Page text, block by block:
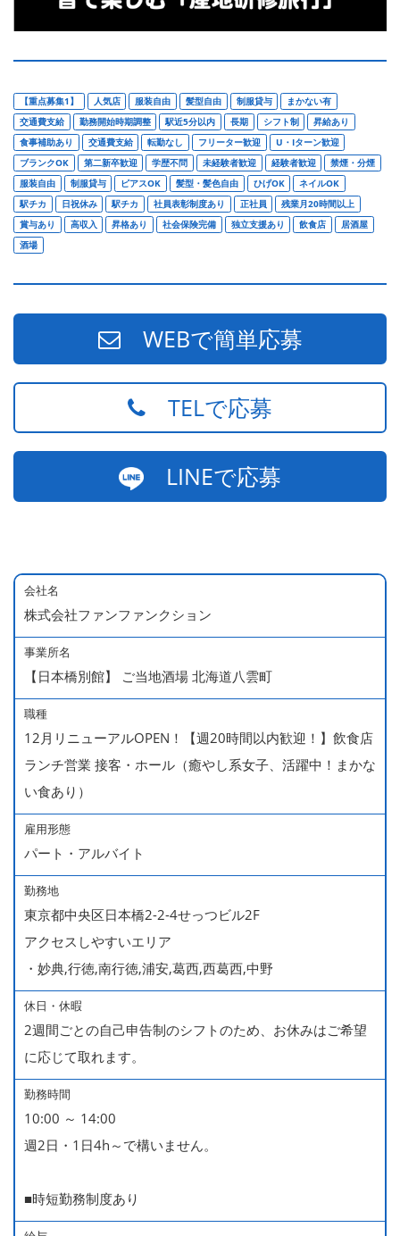
【重点募集1】 人気店 服装自由 髪型自由 制服貸与
まかない有
交通費支給
勤務開始時期調整 駅近5分以内 長期 シフト制
昇給あり
食事補助あり
交通費支給 転勤なし フリーター歓迎
U・Iターン歓迎
ブランクOK
第二新卒歓迎 学歴不問 未経験者歓迎 経験者歓迎
禁煙・分煙
服装自由
制服貸与 ピアスOK 髪型・髪色自由 ひげOK
ネイルOK
駅チカ
日祝休み 駅チカ 社員表彰制度あり 正社員
残業月20時間以上
賞与あり
高収入 昇格あり 社会保険完備 独立支援あり 飲食店
居酒屋
酒場
WEBで簡単応募
TELで応募
LINEで応募
会社名
株式会社ファンファンクション
事業所名
【日本橋別館】 ご当地酒場 北海道八雲町
職種
12月リニューアルOPEN！【週20時間以内歓迎！】飲食店
ランチ営業 接客・ホール（癒やし系女子、活躍中！まかな
い食あり）
雇用形態
パート・アルバイト
勤務地
東京都中央区日本橋2-2-4せっつビル2F
アクセスしやすいエリア
・妙典,行徳,南行徳,浦安,葛西,西葛西,中野
休日・休暇
2週間ごとの自己申告制のシフトのため、お休みはご希望
に応じて取れます。
勤務時間
10:00 ～ 14:00
週2日・1日4h～で構いません。
■時短勤務制度あり